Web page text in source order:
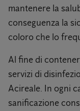
mantenere la
conseguenza la
coloro che lo
Al fine di
servizi di
Acireale. In ogni
sanificazione